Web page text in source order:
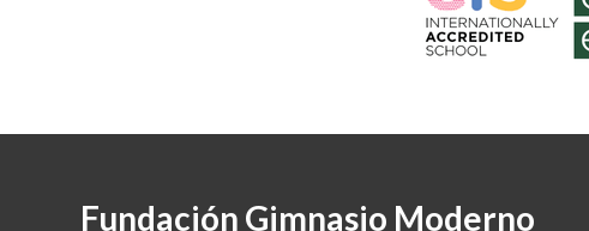
Fundación Gimnasio Moderno